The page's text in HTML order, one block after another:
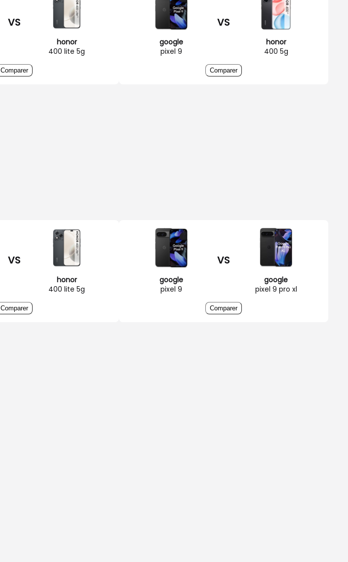
VS
honor
400 lite 5g
Comparer
google
pixel 9
VS
honor
400 5g
Comparer
VS
honor
400 lite 5g
Comparer
google
pixel 9
VS
google
pixel 9 pro xl
Comparer